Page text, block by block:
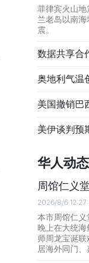
菲律宾火山
兰老岛以南海
震。
数据共享
奥地利气温
美国撤销巴
美伊谈判预
华人动态
周馆仁义
2026/8/6
本市周馆仁义
晚上在大统
师周龙宝诞
居海外同门、